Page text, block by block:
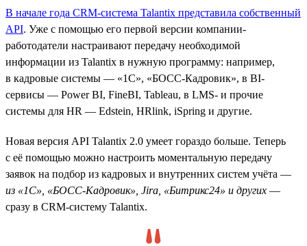
В начале года CRM-система Talantix представила собственный
API. Уже с помощью его первой версии компании-
работодатели настраивают передачу необходимой
информации из Talantix в нужную программу: например,
в кадровые системы — «1С», «БОСС-Кадровик», в BI-
сервисы — Power BI, FineBI, Tableau, в LMS- и прочие
системы для HR — Edstein, HRlink, iSpring и другие.
Новая версия API Talantix 2.0 умеет гораздо больше. Теперь
с её помощью можно настроить моментальную передачу
заявок на подбор из кадровых и внутренних систем учёта —
из «1С», «БОСС-Кадровик», Jira, «Битрикс24» и других —
сразу в CRM-систему Talantix.